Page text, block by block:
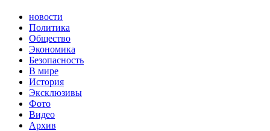
новости
Политика
Общество
Экономика
Безопасность
В мире
История
Эксклюзивы
Фото
Видео
Архив